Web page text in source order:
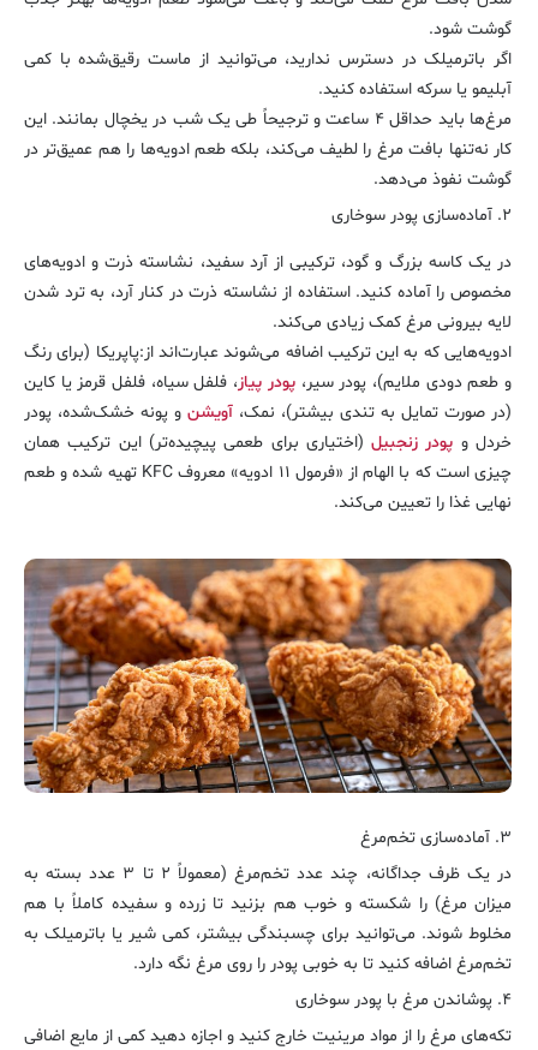
گوشت شود.
اگر باترمیلک در دسترس ندارید، می‌توانید از ماست رقیق‌شده با کمی
آبلیمو یا سرکه استفاده کنید.
مرغ‌ها باید حداقل ۴ ساعت و ترجیحاً طی یک شب در یخچال بمانند. این
کار نه‌تنها بافت مرغ را لطیف می‌کند، بلکه طعم ادویه‌ها را هم عمیق‌تر در
گوشت نفوذ می‌دهد.
۲. آماده‌سازی پودر سوخاری
در یک کاسه بزرگ و گود، ترکیبی از آرد سفید، نشاسته ذرت و ادویه‌های
مخصوص را آماده کنید. استفاده از نشاسته ذرت در کنار آرد، به ترد شدن
لایه بیرونی مرغ کمک زیادی می‌کند.
ادویه‌هایی که به این ترکیب اضافه می‌شوند عبارت‌اند از:پاپریکا (برای رنگ
و طعم دودی ملایم)، پودر سیر،پودر پیاز، فلفل سیاه، فلفل قرمز یا کاین
(در صورت تمایل به تندی بیشتر)، نمک، آویشن و پونه خشک‌شده، پودر
خردل و پودر زنجبیل(اختیاری برای طعمی پیچیده‌تر) این ترکیب همان
چیزی است که با الهام از «فرمول ۱۱ ادویه» معروف KFC تهیه شده و طعم
نهایی غذا را تعیین می‌کند.
۳. آماده‌سازی تخم‌مرغ
در یک ظرف جداگانه، چند عدد تخم‌مرغ (معمولاً ۲ تا ۳ عدد بسته به
میزان مرغ) را شکسته و خوب هم بزنید تا زرده و سفیده کاملاً با هم
مخلوط شوند. می‌توانید برای چسبندگی بیشتر، کمی شیر یا باترمیلک به
تخم‌مرغ اضافه کنید تا به خوبی پودر را روی مرغ نگه دارد.
۴. پوشاندن مرغ با پودر سوخاری
تکه‌های مرغ را از مواد مرینیت خارج کنید و اجازه دهید کمی از مایع اضافی